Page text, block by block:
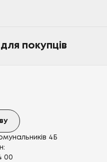
покупців
4Б
00